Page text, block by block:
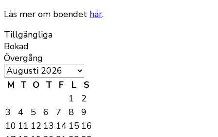
Läs mer om boendet här.
Tillgängliga
Bokad
Övergång
M T O T F L
S
1
2
3
4 5 6 7 8
9
10 11 12 13 14 15 16